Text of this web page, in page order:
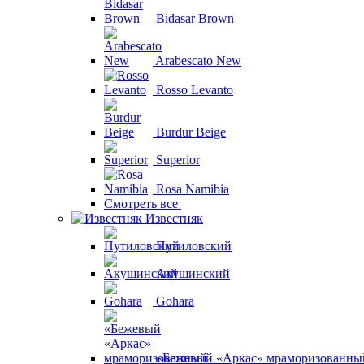
Bidasar Brown
Arabescato New
Rosso Levanto
Burdur Beige
Superior
Rosa Namibia
Смотреть все
Известняк
Путиловский
Акушинский
Gohara
«Бежевый «Аркас»